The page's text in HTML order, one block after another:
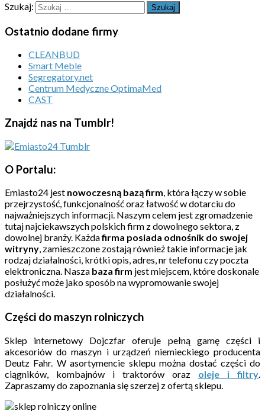
Szukaj:
Ostatnio dodane firmy
CLEANBUD
Smart Meble
Segregatory.net
Centrum Medyczne OptimaMed
CAST
Znajdź nas na Tumblr!
O Portalu:
Emiasto24 jest nowoczesną bazą firm, która łączy w sobie
przejrzystość, funkcjonalność oraz łatwość w dotarciu do
najważniejszych informacji. Naszym celem jest zgromadzenie
tutaj najciekawszych polskich firm z dowolnego sektora, z
dowolnej branży. Każdafirma posiada odnośnik do swojej
witryny, zamieszczone zostają również takie informacje jak
rodzaj działalności, krótki opis, adres, nr telefonu czy poczta
elektroniczna. Nasza baza firm jest miejscem, które doskonale
posłużyć może jako sposób na wypromowanie swojej
działalności.
Części do maszyn rolniczych
Sklep internetowy Dojczfar oferuje pełną gamę części i
akcesoriów do maszyn i urządzeń niemieckiego producenta
Deutz Fahr. W asortymencie sklepu można dostać części do
ciągników, kombajnów i traktorów oraz oleje i filtry
Zapraszamy do zapoznania się szerzej z ofertą sklepu.